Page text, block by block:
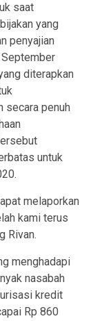
saat
yang
penyajian
September
diterapkan
secara penuh
untuk
melaporkan
kami terus
Rivan.
menghadapi
nasabah
kredit
Rp 860